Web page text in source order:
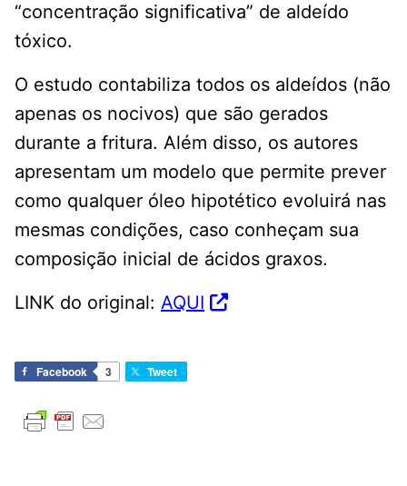
“concentração significativa” de aldeído
tóxico.
O estudo contabiliza todos os aldeídos (não
apenas os nocivos) que são gerados
durante a fritura. Além disso, os autores
apresentam um modelo que permite prever
como qualquer óleo hipotético evoluirá nas
mesmas condições, caso conheçam sua
composição inicial de ácidos graxos.
LINK do original: AQUI
Facebook 3 Tweet